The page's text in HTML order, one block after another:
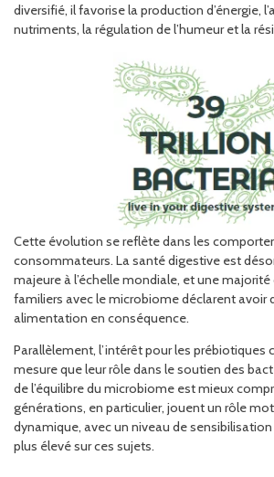
diversifié, il favorise la production d’énergie,
nutriments, la régulation de l’humeur et la
Cette évolution se reflète dans les
consommateurs. La santé digestive est
majeure à l’échelle mondiale, et une
familiers avec le microbiome déclarent avoir
alimentation en conséquence.
Parallèlement, l’intérêt pour les prébiotiques
mesure que leur rôle dans le soutien des
de l’équilibre du microbiome est mieux
générations, en particulier, jouent un rôle
dynamique, avec un niveau de
plus élevé sur ces sujets.